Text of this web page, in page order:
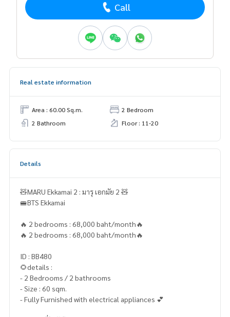
Call
Real estate information
Area : 60.00 Sq.m.
2 Bedroom
2 Bathroom
Floor : 11-20
Details
🧸MARU Ekkamai 2 : มารุ เอกมัย 2 🧸
🚝BTS Ekkamai
🔥 2 bedrooms : 68,000 baht/month🔥
🔥 2 bedrooms : 68,000 baht/month🔥
ID : BB480
🌻details :
- 2 Bedrooms / 2 bathrooms
- Size : 60 sqm.
- Fully Furnished with electrical appliances 💕